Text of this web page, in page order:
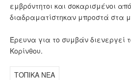
εμβρόντητοι και σοκαρισμένοι
διαδραματίστηκαν μπροστά στα
Έρευνα για το συμβάν διενεργεί
Κορίνθου.
ΤΟΠΙΚΑ ΝΕΑ